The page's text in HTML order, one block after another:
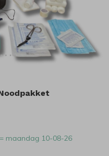
maandag 10-08-26